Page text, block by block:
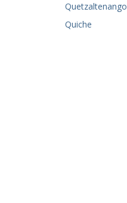
Quetzaltenango
Quiche